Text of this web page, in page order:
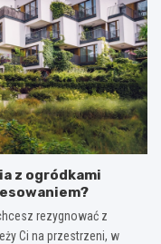
z ogródkami
rezygnować z
Ci na przestrzeni, w